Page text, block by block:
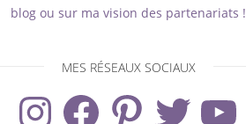
blog ou sur ma vision des partenariats !
MES RÉSEAUX SOCIAUX
InstagramFacebook PinterestTwitter YouTube